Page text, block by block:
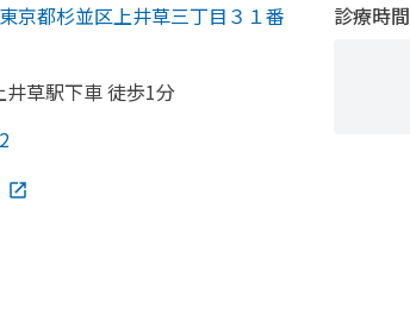
東京都杉並区上井草三丁目３１番
井草駅下車 徒歩1分
診療時間